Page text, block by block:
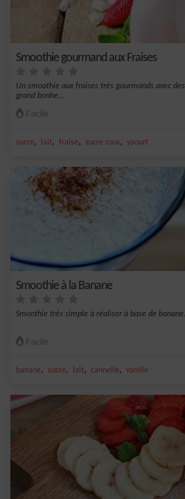
Smoothie gourmand aux Fraises
Un smoothie aux fraises très gourmands avec
grand bonhe...
Facile
sucre, lait, fraise, sucre roux, yaourt
Smoothie à la Banane
Smoothie très simple à réaliser à base de banane.
Facile
banane, sucre, lait, cannelle, vanille